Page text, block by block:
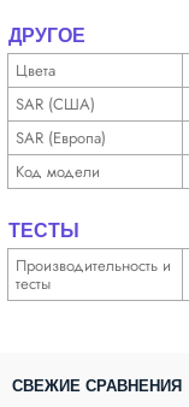
ДРУГОЕ
Цвета
SAR (США)
SAR (Европа)
Код модели
ТЕСТЫ
Производи­тельность и
тесты
СВЕЖИЕ СРАВНЕНИЯ